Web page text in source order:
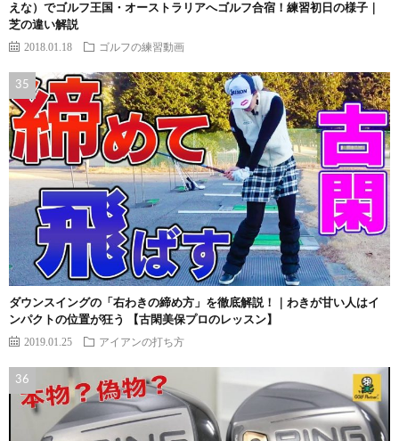
えな）でゴルフ王国・オーストラリアへゴルフ合宿！練習初日の様子｜
芝の違い解説
2018.01.18 ゴルフの練習動画
ダウンスイングの「右わきの締め方」を徹底解説！｜わきが甘い人はイ
ンパクトの位置が狂う 【古閑美保プロのレッスン】
2019.01.25 アイアンの打ち方